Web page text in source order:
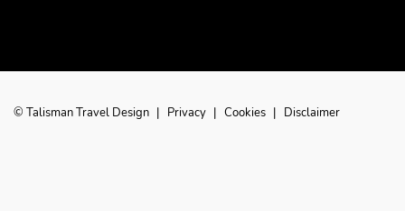
© Talisman Travel Design | Privacy | Cookies | Disclaimer